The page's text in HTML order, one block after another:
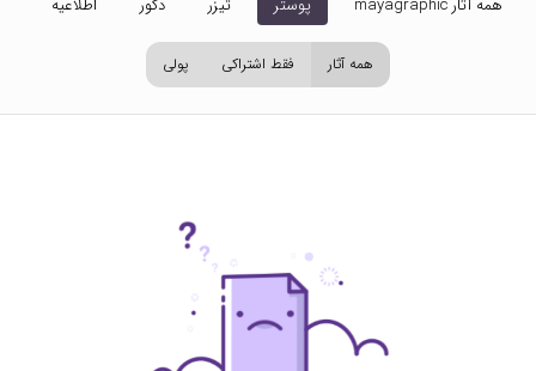
همه آثار mayagraphic پوستر تیزر دکور اطلاعیه
همه آثار فقط اشتراکی پولی